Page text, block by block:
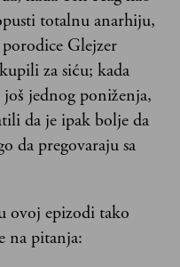
totalnu anarhiju,
Glejzer
za siću; kada
jednog poniženja,
da je ipak bolje da
da pregovaraju sa
ovoj epizodi tako
na pitanja: